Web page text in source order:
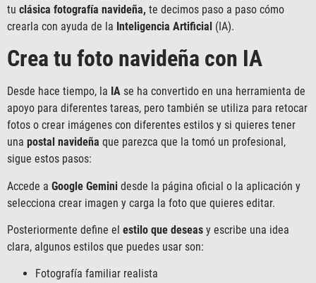
tu clásica fotografía navideña, te decimos paso a paso cómo
crearla con ayuda de la Inteligencia Artificial (IA).
Crea tu foto navideña con IA
Desde hace tiempo, la IA se ha convertido en una herramienta de
apoyo para diferentes tareas, pero también se utiliza para retocar
fotos o crear imágenes con diferentes estilos y si quieres tener
una postal navideña que parezca que la tomó un profesional,
sigue estos pasos:
Accede a Google Gemini desde la página oficial o la aplicación y
selecciona crear imagen y carga la foto que quieres editar.
Posteriormente define el estilo que deseas y escribe una idea
clara, algunos estilos que puedes usar son:
Fotografía familiar realista